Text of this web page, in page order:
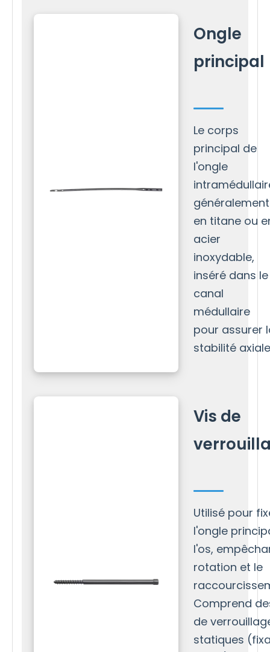
Ongle
principal
Le corps
principal de
l'ongle
généralement
en titane ou
acier
inoxydable,
inséré dans le
canal
médullaire
pour assurer
stabilité
Vis de
Utilisé pour
l'ongle
l'os,
rotation et le
Comprend
de
statiques